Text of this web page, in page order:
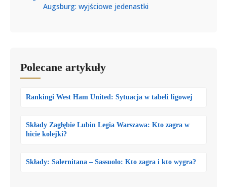
Augsburg: wyjściowe jedenastki
Polecane artykuły
Rankingi West Ham United: Sytuacja w tabeli ligowej
Składy Zagłębie Lubin Legia Warszawa: Kto zagra w
hicie kolejki?
Składy: Salernitana – Sassuolo: Kto zagra i kto wygra?